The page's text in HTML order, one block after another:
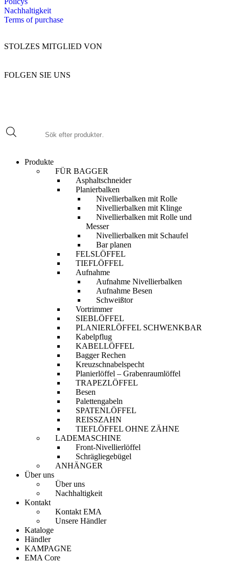
Nachhaltigkeit
Terms of purchase
STOLZES MITGLIED VON
FOLGEN SIE UNS
Produkte
FÜR BAGGER
Asphaltschneider
Planierbalken
Nivellierbalken mit Rolle
Nivellierbalken mit Klinge
Nivellierbalken mit Rolle und
Messer
Nivellierbalken mit Schaufel
Bar planen
FELSLÖFFEL
TIEFLÖFFEL
Aufnahme
Aufnahme Nivellierbalken
Aufnahme Besen
Schweißtor
Vortrimmer
SIEBLÖFFEL
PLANIERLÖFFEL SCHWENKBAR
Kabelpflug
KABELLÖFFEL
Bagger Rechen
Kreuzschnabelspecht
Planierlöffel – Grabenraumlöffel
TRAPEZLÖFFEL
Besen
Palettengabeln
SPATENLÖFFEL
REISSZAHN
TIEFLÖFFEL OHNE ZÄHNE
LADEMASCHINE
Front-Nivellierlöffel
Schrägliegebügel
ANHÄNGER
Über uns
Über uns
Nachhaltigkeit
Kontakt
Kontakt EMA
Unsere Händler
Kataloge
Händler
KAMPAGNE
EMA Core